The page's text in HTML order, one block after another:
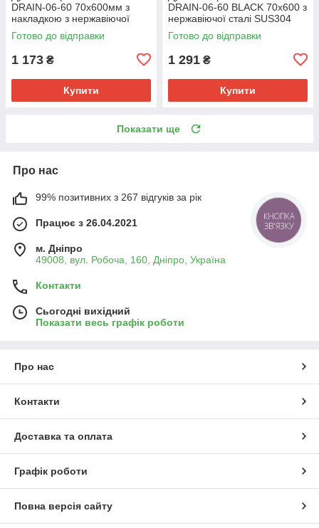
DRAIN-06-60 70x600мм з
накладкою з нержавіючої
сталі SUS304 (MI6523)
Готово до відправки
1 173 ₴
Купити
DRAIN-06-60 BLACK 70x600 з
нержавіючої сталі SUS304
(MI6529)
Готово до відправки
1 291 ₴
Купити
Показати ще
Про нас
99% позитивних з 267 відгуків за рік
Працює з 26.04.2021
м. Дніпро
49008, вул. Робоча, 160, Дніпро, Україна
Контакти
Сьогодні вихідний
Показати весь графік роботи
Про нас
Контакти
Доставка та оплата
Графік роботи
Повна версія сайту
КНОПКА
ЗВ'ЯЗКУ